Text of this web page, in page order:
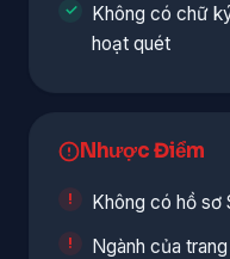
Không có chữ
hoạt quét
Nhược Điểm
Không có hồ sơ
Ngành của